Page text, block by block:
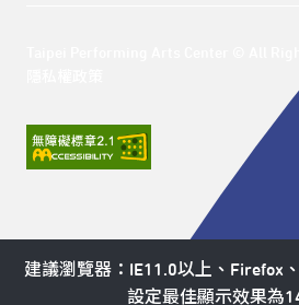
Taipei Performing Arts Center © All
建議瀏覽器：IE11.0以上、Firefox
設定最佳顯示效果為